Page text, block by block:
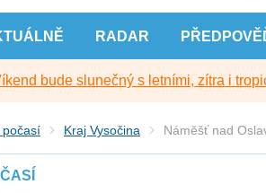
RADAR
bude slunečný s letními, zítra i
počasí Kraj Vysočina Náměšť nad